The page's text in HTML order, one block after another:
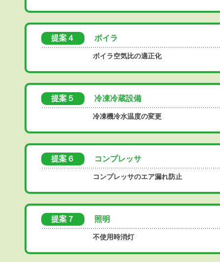
提案４ ボイラ
ボイラ空気比の適正化
提案５ 冷凍冷蔵設備
冷凍機冷水温度の変更
提案６ コンプレッサ
コンプレッサのエア漏れ防止
提案７ 照明
不使用時消灯